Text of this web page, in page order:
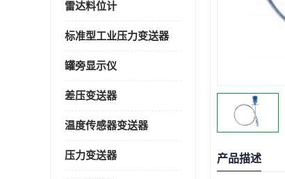
雷达料位计
标准型工业压力变送器
罐旁显示仪
差压变送器
温度传感器变送器
压力变送器 产品描述